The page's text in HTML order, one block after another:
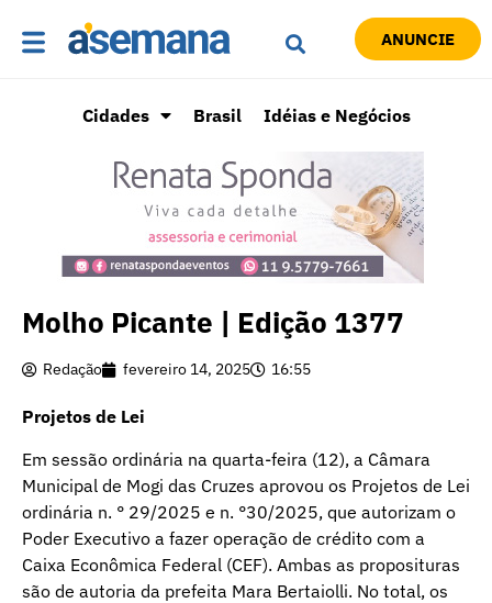
ANUNCIE
Cidades Brasil Idéias e Negócios
Molho Picante | Edição 1377
Redação fevereiro 14, 2025 16:55
Projetos de Lei
Em sessão ordinária na quarta-feira (12), a Câmara
Municipal de Mogi das Cruzes aprovou os Projetos de Lei
ordinária n. ° 29/2025 e n. °30/2025, que autorizam o
Poder Executivo a fazer operação de crédito com a
Caixa Econômica Federal (CEF). Ambas as proposituras
são de autoria da prefeita Mara Bertaiolli. No total, os